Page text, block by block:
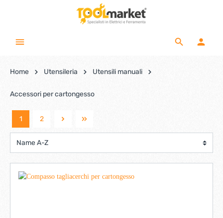
Home Utensileria Utensili manuali
Accessori per cartongesso
1 2